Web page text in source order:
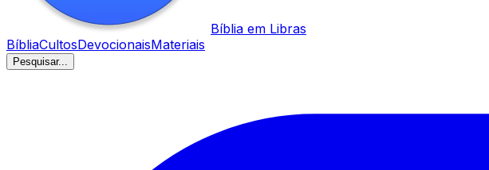
Bíblia em Libras
BíbliaCultosDevocionaisMateriais
Pesquisar...